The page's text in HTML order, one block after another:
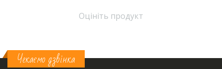
Оцініть продукт
Чекаємо дзвінка